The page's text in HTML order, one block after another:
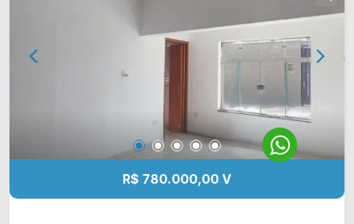
equipe da Arbix Imóveis e agende a sua visita!!
WhatsApp e Telefone: (19) 3475-4546 ARBIX
IMÓVEIS - Presente em cada mudança!
R$ 780.000,00 V